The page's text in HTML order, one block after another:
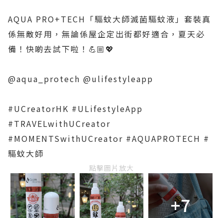
AQUA PRO+TECH「驅蚊大師滅菌驅蚊液」套裝真
係無敵好用，無論係屋企定出街都好適合，夏天必
備！快啲去試下啦！💪🏼💖
@aqua_protech @ulifestyleapp
#UCreatorHK #ULifestyleApp
#TRAVELwithUCreator
#MOMENTSwithUCreator #AQUAPROTECH #
驅蚊大師
點擊圖片放大
+7